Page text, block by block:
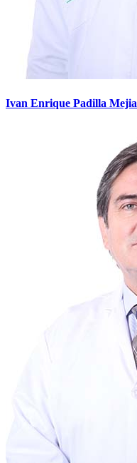
Ivan Enrique Padilla Mejia